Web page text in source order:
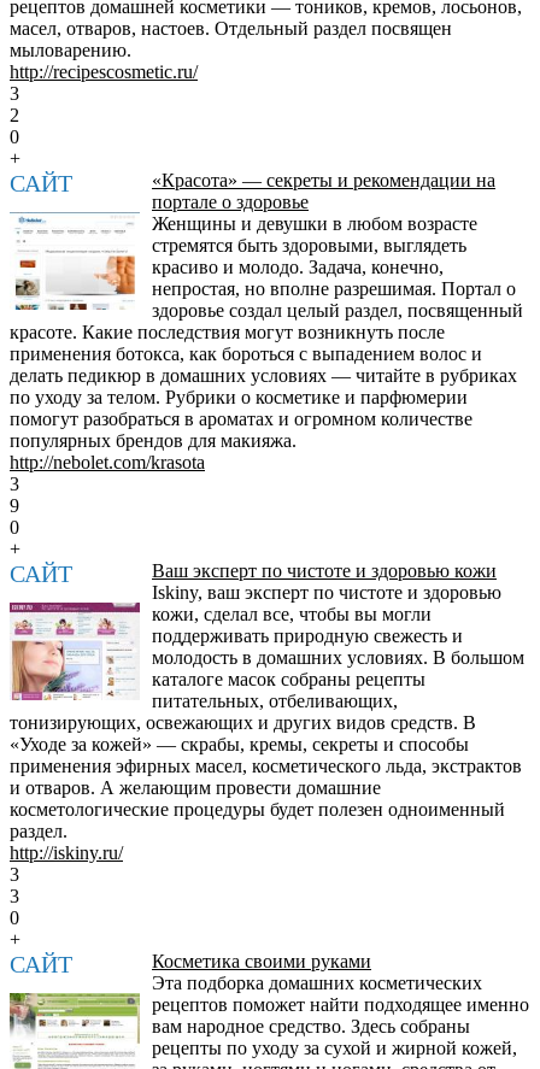
рецептов домашней косметики — тоников, кремов, лосьонов,
масел, отваров, настоев. Отдельный раздел посвящен
мыловарению.
http://recipescosmetic.ru/
3
2
0
+
САЙТ
«Красота» — секреты и рекомендации на
портале о здоровье
Женщины и девушки в любом возрасте
стремятся быть здоровыми, выглядеть
красиво и молодо. Задача, конечно,
непростая, но вполне разрешимая. Портал о
здоровье создал целый раздел, посвященный
красоте. Какие последствия могут возникнуть после
применения ботокса, как бороться с выпадением волос и
делать педикюр в домашних условиях — читайте в рубриках
по уходу за телом. Рубрики о косметике и парфюмерии
помогут разобраться в ароматах и огромном количестве
популярных брендов для макияжа.
http://nebolet.com/krasota
3
9
0
+
САЙТ
Ваш эксперт по чистоте и здоровью кожи
Iskiny, ваш эксперт по чистоте и здоровью
кожи, сделал все, чтобы вы могли
поддерживать природную свежесть и
молодость в домашних условиях. В большом
каталоге масок собраны рецепты
питательных, отбеливающих,
тонизирующих, освежающих и других видов средств. В
«Уходе за кожей» — скрабы, кремы, секреты и способы
применения эфирных масел, косметического льда, экстрактов
и отваров. А желающим провести домашние
косметологические процедуры будет полезен одноименный
раздел.
http://iskiny.ru/
3
3
0
+
САЙТ
Косметика своими руками
Эта подборка домашних косметических
рецептов поможет найти подходящее именно
вам народное средство. Здесь собраны
рецепты по уходу за сухой и жирной кожей,